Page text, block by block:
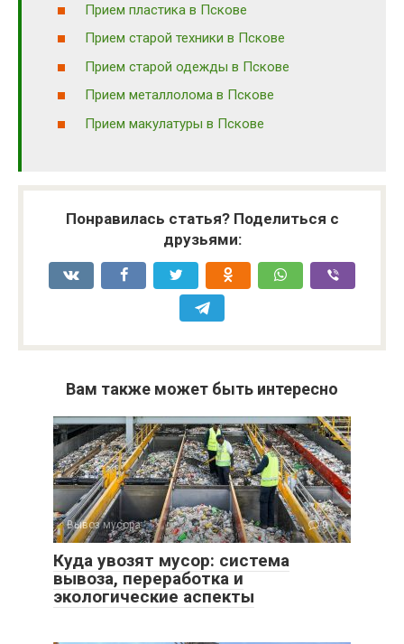
Прием пластика в Пскове
Прием старой техники в Пскове
Прием старой одежды в Пскове
Прием металлолома в Пскове
Прием макулатуры в Пскове
Понравилась статья? Поделиться с
друзьями:
Вам также может быть интересно
Вывоз мусора 0
Куда увозят мусор: система
вывоза, переработка и
экологические аспекты